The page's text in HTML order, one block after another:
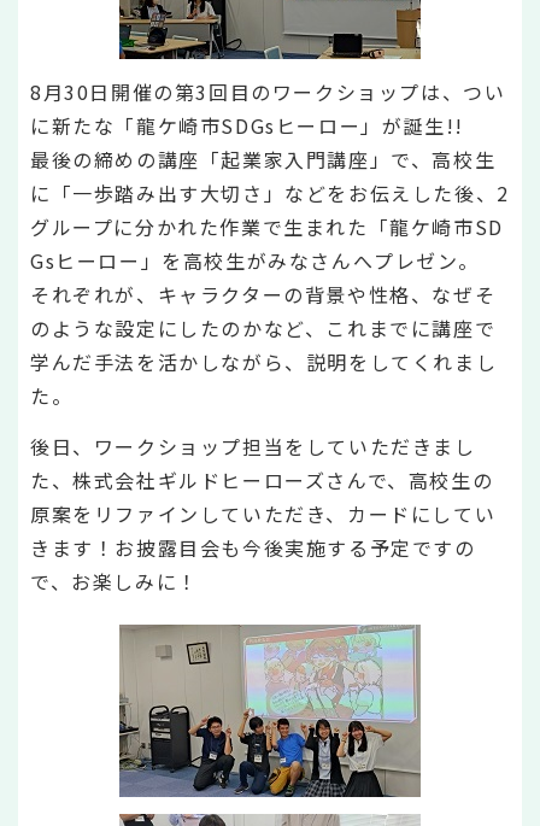
8月30日開催の第3回目のワークショップは、つい
に新たな「龍ケ崎市SDGsヒーロー」が誕生!!
最後の締めの講座「起業家入門講座」で、高校生
に「一歩踏み出す大切さ」などをお伝えした後、2
グループに分かれた作業で生まれた「龍ケ崎市SD
Gsヒーロー」を高校生がみなさんへプレゼン。
それぞれが、キャラクターの背景や性格、なぜそ
のような設定にしたのかなど、これまでに講座で
学んだ手法を活かしながら、説明をしてくれまし
た。
後日、ワークショップ担当をしていただきまし
た、株式会社ギルドヒーローズさんで、高校生の
原案をリファインしていただき、カードにしてい
きます！お披露目会も今後実施する予定ですの
で、お楽しみに！